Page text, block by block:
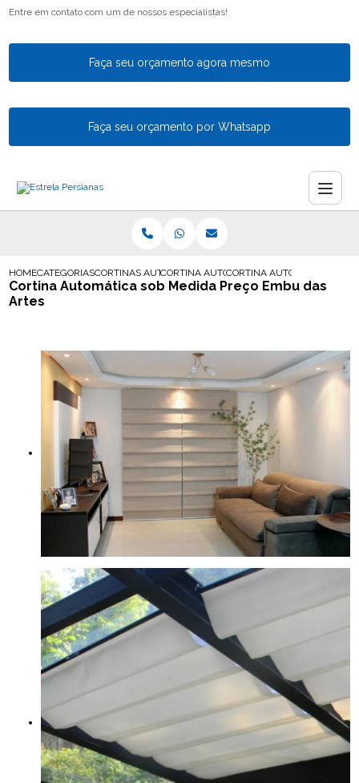
Entre em contato com um de nossos especialistas!
Faça seu orçamento agora mesmo
Faça seu orçamento por Whatsapp
HOMECATEGORIASCORTINAS AUTOMATICASCORTINA AUTOMATICA PARA SACADA
CORTINA AUTOMATICA SOB
Cortina Automática sob Medida Preço Embu das
Artes